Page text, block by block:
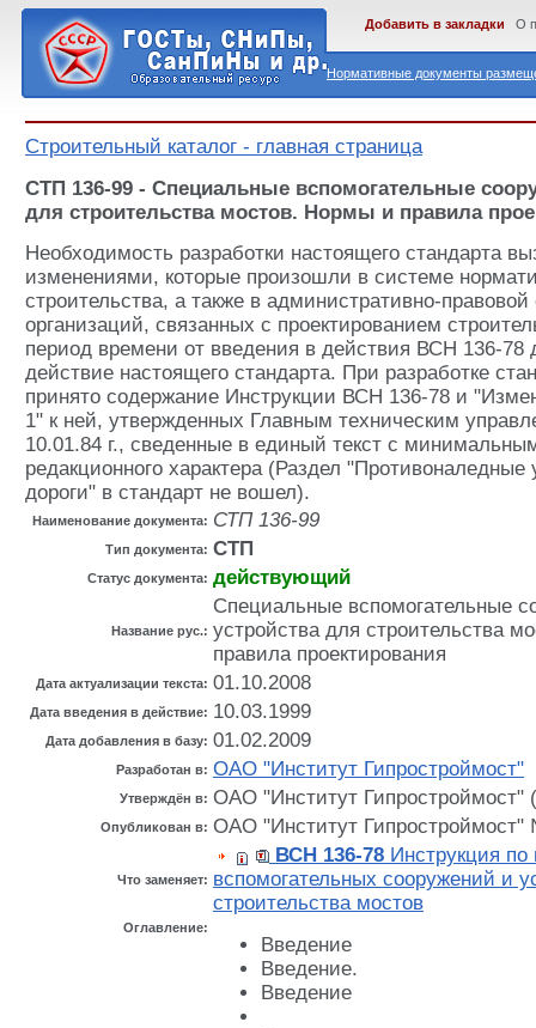
Нормативные документы
Добавить в закладки О
Строительный каталог - главная страница
СТП 136-99 - Специальные вспомогательные
для строительства мостов. Нормы и правила
Необходимость разработки настоящего стандарта
изменениями, которые произошли в системе
строительства, а также в административно-
организаций, связанных с проектированием
период времени от введения в действия ВСН 136-78
действие настоящего стандарта. При разработке
принято содержание Инструкции ВСН 136-78 и
1" к ней, утвержденных Главным техническим
10.01.84 г., сведенные в единый текст с
редакционного характера (Раздел
дороги" в стандарт не вошел).
Наименование документа: СТП 136-99
Тип документа: СТП
Статус документа: действующий
Название рус.:
Специальные вспомогательные
устройства для строительства
правила проектирования
Дата актуализации текста: 01.10.2008
Дата введения в действие: 10.03.1999
Дата добавления в базу: 01.02.2009
Разработан в: ОАО "Институт Гипростроймост"
Утверждён в: ОАО "Институт Гипростроймост"
Опубликован в: ОАО "Институт Гипростроймост"
Что заменяет:
ВСН 136-78 Инструкция
вспомогательных сооружений и
строительства мостов
Оглавление:
Введение
Введение.
Введение